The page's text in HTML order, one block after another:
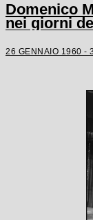
Domenico
nei giorni
26 GENNAIO 1960 -